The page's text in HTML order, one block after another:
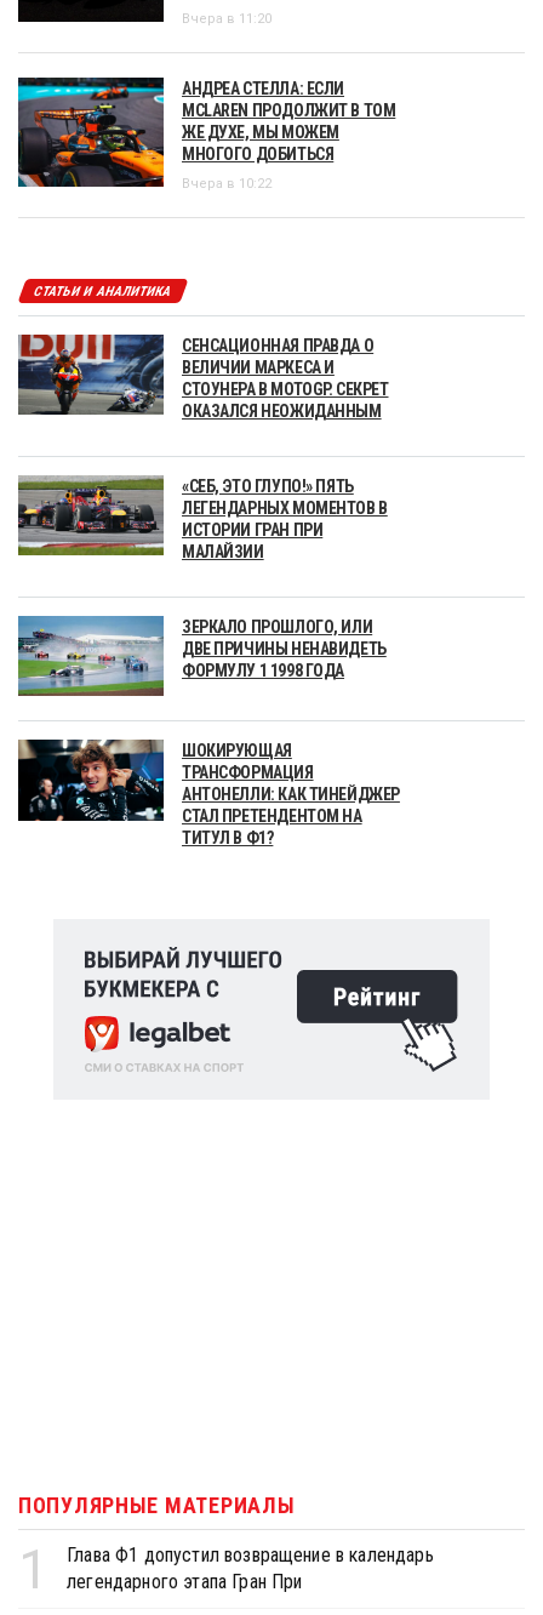
Вчера в 11:20
АНДРЕА СТЕЛЛА: ЕСЛИ
MCLAREN ПРОДОЛЖИТ В ТОМ
ЖЕ ДУХЕ, МЫ МОЖЕМ
МНОГОГО ДОБИТЬСЯ
Вчера в 10:22
СТАТЬИ И АНАЛИТИКА
СЕНСАЦИОННАЯ ПРАВДА О
ВЕЛИЧИИ МАРКЕСА И
СТОУНЕРА В MOTOGP. СЕКРЕТ
ОКАЗАЛСЯ НЕОЖИДАННЫМ
«СЕБ, ЭТО ГЛУПО!» ПЯТЬ
ЛЕГЕНДАРНЫХ МОМЕНТОВ В
ИСТОРИИ ГРАН ПРИ
МАЛАЙЗИИ
ЗЕРКАЛО ПРОШЛОГО, ИЛИ
ДВЕ ПРИЧИНЫ НЕНАВИДЕТЬ
ФОРМУЛУ 1 1998 ГОДА
ШОКИРУЮЩАЯ
ТРАНСФОРМАЦИЯ
АНТОНЕЛЛИ: КАК ТИНЕЙДЖЕР
СТАЛ ПРЕТЕНДЕНТОМ НА
ТИТУЛ В Ф1?
ПОПУЛЯРНЫЕ МАТЕРИАЛЫ
1
Глава Ф1 допустил возвращение в календарь
легендарного этапа Гран При